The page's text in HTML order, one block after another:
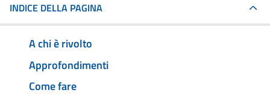
INDICE DELLA PAGINA
A chi è rivolto
Approfondimenti
Come fare